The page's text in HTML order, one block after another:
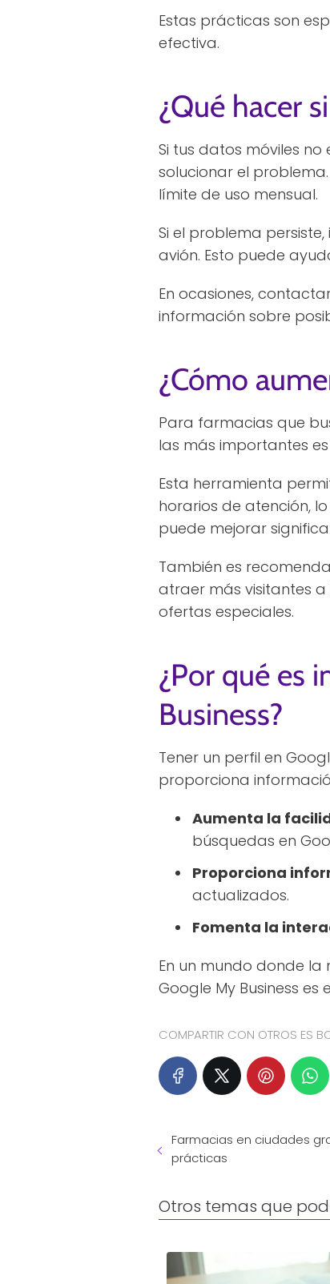
Estas prácticas son
efectiva.
¿Qué hacer
Si tus datos móviles
solucionar el
límite de uso mensual.
Si el problema
avión. Esto puede
En ocasiones,
información sobre
¿Cómo
Para farmacias que
las más importantes
Esta herramienta
horarios de atención,
puede mejorar
También es
atraer más visitantes
ofertas especiales.
¿Por qué es
Business?
Tener un perfil en
proporciona
Aumenta la
búsquedas en
Proporciona
actualizados.
Fomenta la
En un mundo donde
Google My Business
COMPARTIR CON OTROS ES
Farmacias en ciudades
prácticas
Otros temas que